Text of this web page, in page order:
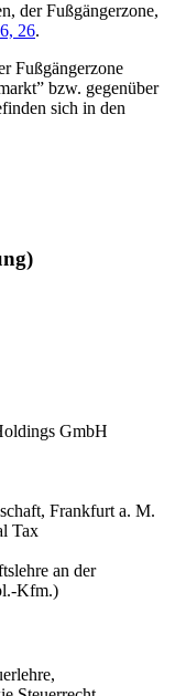
der Fußgängerzone,
26.
Fußgängerzone
bzw. gegenüber
sich in den
GmbH
Frankfurt a. M.
Tax
an der
Kfm.)